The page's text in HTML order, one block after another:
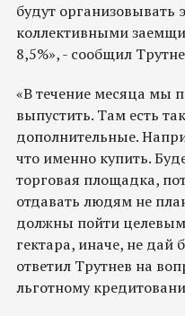
будут организовывать
коллективными
8,5%», - сообщил
«В течение месяца мы
выпустить. Там есть
дополнительные.
что именно купить.
торговая площадка,
отдавать людям не
должны пойти
гектара, иначе, не дай
ответил Трутнев на
льготному